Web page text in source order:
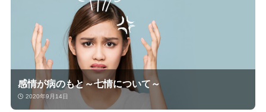
感情が病のもと～七情について～
2020年9月14日